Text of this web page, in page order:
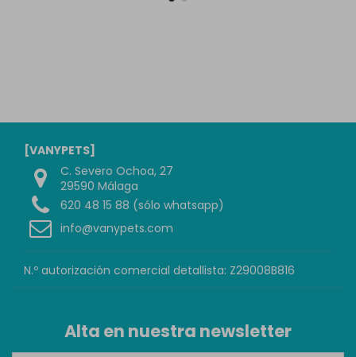
[VANYPETS]
C. Severo Ochoa, 27
29590 Málaga
620 48 15 88 (sólo whatsapp)
info@vanypets.com
N.º autorización comercial detallista: Z29008B816
Alta en nuestra newsletter